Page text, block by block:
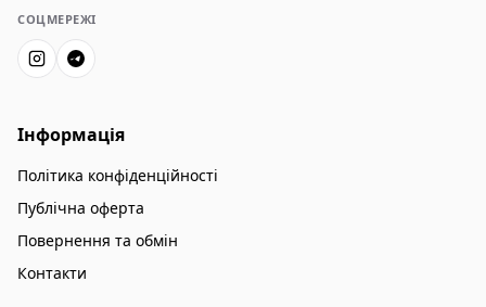
СОЦМЕРЕЖІ
Інформація
Політика конфіденційності
Публічна оферта
Повернення та обмін
Контакти